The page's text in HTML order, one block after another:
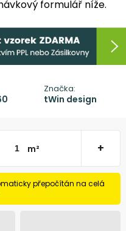
formulář níže.
Značka:
tWin design
m² +
přepočítán na celá